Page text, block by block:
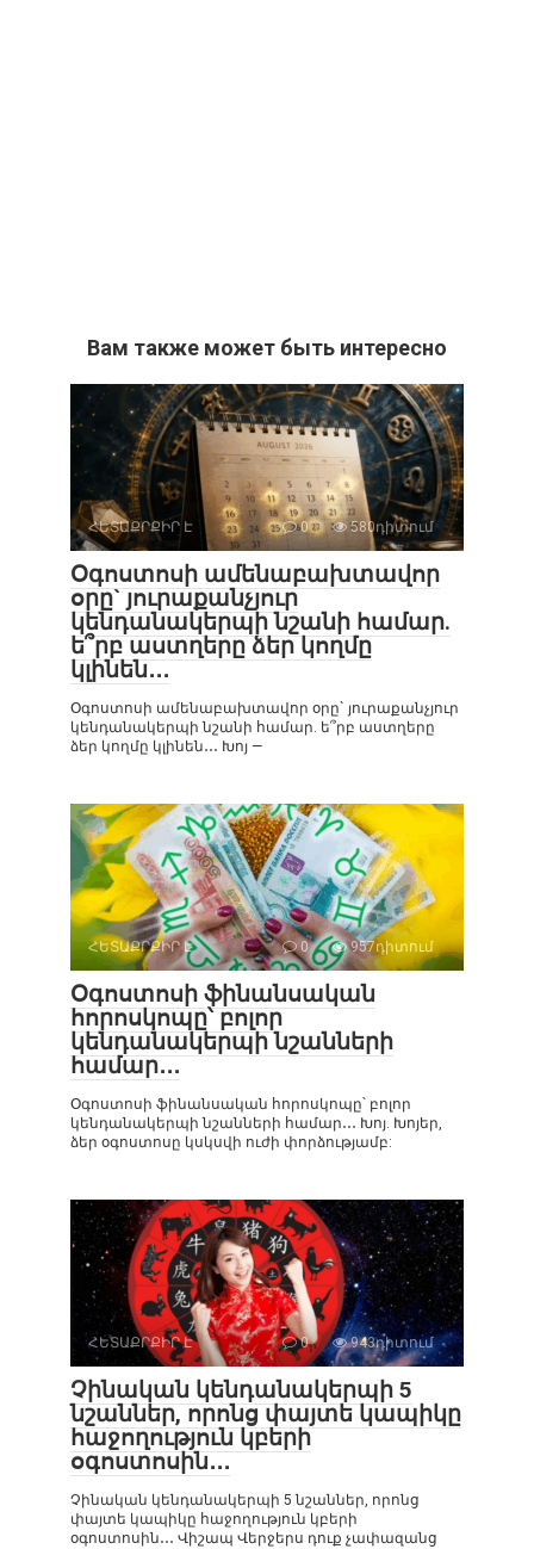
Вам также может быть интересно
ՀԵՏԱՔՐՔԻՐ Է 0 580դիտում
Օգոստոսի ամենաբախտավոր
օրը` յուրաքանչյուր
կենդանակերպի նշանի համար.
ե՞րբ աստղերը ձեր կողմը
կլինեն․․․
Օգոստոսի ամենաբախտավոր օրը` յուրաքանչյուր
կենդանակերպի նշանի համար. ե՞րբ աստղերը
ձեր կողմը կլինեն․․․ Խոյ —
ՀԵՏԱՔՐՔԻՐ Է 0 957դիտում
Օգոստոսի ֆինանսական
հորոսկոպը՝ բոլոր
կենդանակերպի նշանների
համար․․․
Օգոստոսի ֆինանսական հորոսկոպը՝ բոլոր
կենդանակերպի նշանների համար․․․ Խոյ. Խոյեր,
ձեր օգոստոսը կսկսվի ուժի փորձությամբ:
ՀԵՏԱՔՐՔԻՐ Է 0 943դիտում
Չինական կենդանակերպի 5
նշաններ, որոնց փայտե կապիկը
հաջողություն կբերի
օգոստոսին․․․
Չինական կենդանակերպի 5 նշաններ, որոնց
փայտե կապիկը հաջողություն կբերի
օգոստոսին․․․ Վիշապ Վերջերս դուք չափազանց